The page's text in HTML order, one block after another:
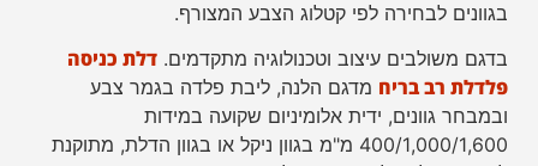
בגוונים לבחירה לפי קטלוג הצבע המצורף.
בדגם משולבים עיצוב וטכנולוגיה מתקדמים. דלת כניסה
פלדלת רב בריח מדגם הלנה, ליבת פלדה בגמר צבע
ובמבחר גוונים, ידית אלומיניום שקועה במידות
400/1,000/1,600 מ"מ בגוון ניקל או בגוון הדלת, מתוקנת